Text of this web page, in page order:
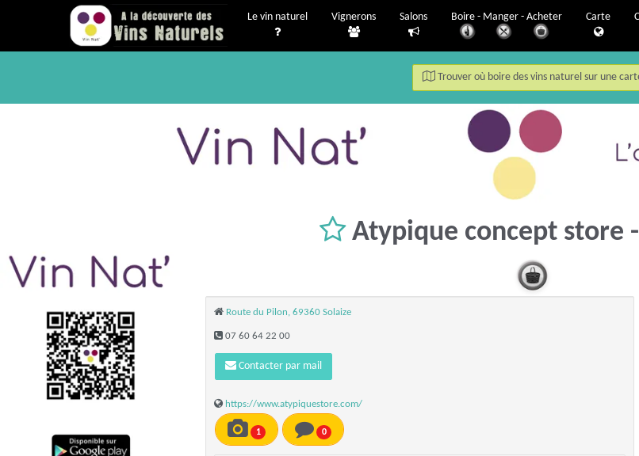
Le vin naturel Vignerons Salons Boire - Manger - Acheter Carte
Trouver où boire des vins naturel sur une
Atypique concept store
Route du Pilon, 69360 Solaize
07 60 64 22 00
Contacter par mail
https://www.atypiquestore.com/
1 0